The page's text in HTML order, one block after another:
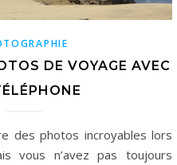
DE VOYAGE AVEC
des photos incroyables lors
vous n’avez pas toujours